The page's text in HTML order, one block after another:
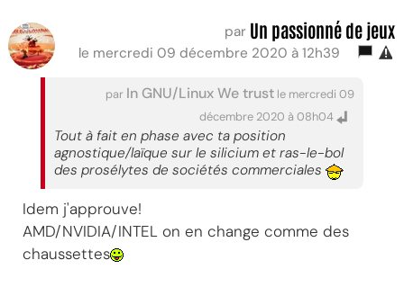
par Un passionné de jeux
le mercredi 09 décembre 2020 à 12h39
par In GNU/Linux We trust le mercredi 09
décembre 2020 à 08h04
Tout à fait en phase avec ta position
agnostique/laïque sur le silicium et ras-le-bol
des prosélytes de sociétés commerciales
Idem j'approuve!
AMD/NVIDIA/INTEL on en change comme des
chaussettes